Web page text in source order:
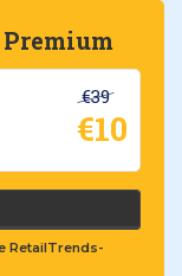
€39
€10
RetailTrends-